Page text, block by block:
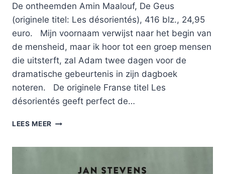
De ontheemden Amin Maalouf, De Geus
(originele titel: Les désorientés), 416 blz., 24,95
euro. Mijn voornaam verwijst naar het begin van
de mensheid, maar ik hoor tot een groep mensen
die uitsterft, zal Adam twee dagen voor de
dramatische gebeurtenis in zijn dagboek
noteren. De originele Franse titel Les
désorientés geeft perfect de…
LEES MEER DE